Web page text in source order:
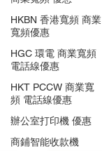
HKBN 香港寬頻 商業
寬頻優惠
HGC 環電 商業寬頻
電話線優惠
HKT PCCW 商業寬
頻 電話線優惠
辦公室打印機 優惠
商鋪智能收款機